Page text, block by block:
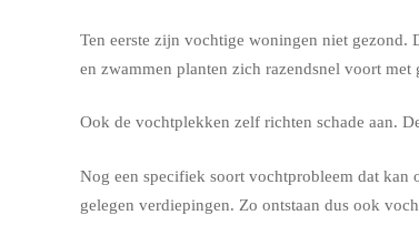
Ten eerste zijn vochtige woningen niet
en zwammen planten zich razendsnel voort
Ook de vochtplekken zelf richten schade aan.
Nog een specifiek soort vochtprobleem dat kan
gelegen verdiepingen. Zo ontstaan dus ook